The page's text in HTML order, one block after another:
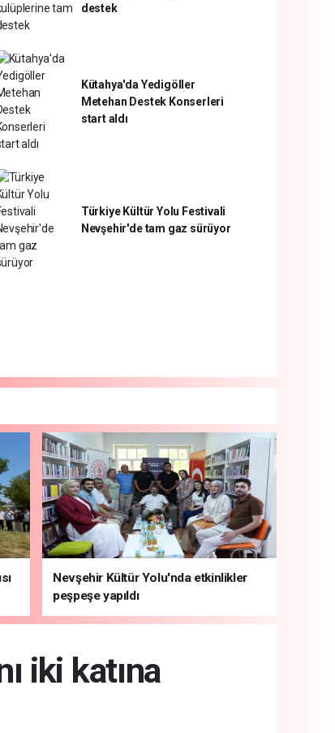
destek
Kütahya'da Yedigöller
Metehan Destek Konserleri
start aldı
Türkiye Kültür Yolu Festivali
Nevşehir'de tam gaz sürüyor
Nevşehir Kültür Yolu'nda etkinlikler
peşpeşe yapıldı
iki katına